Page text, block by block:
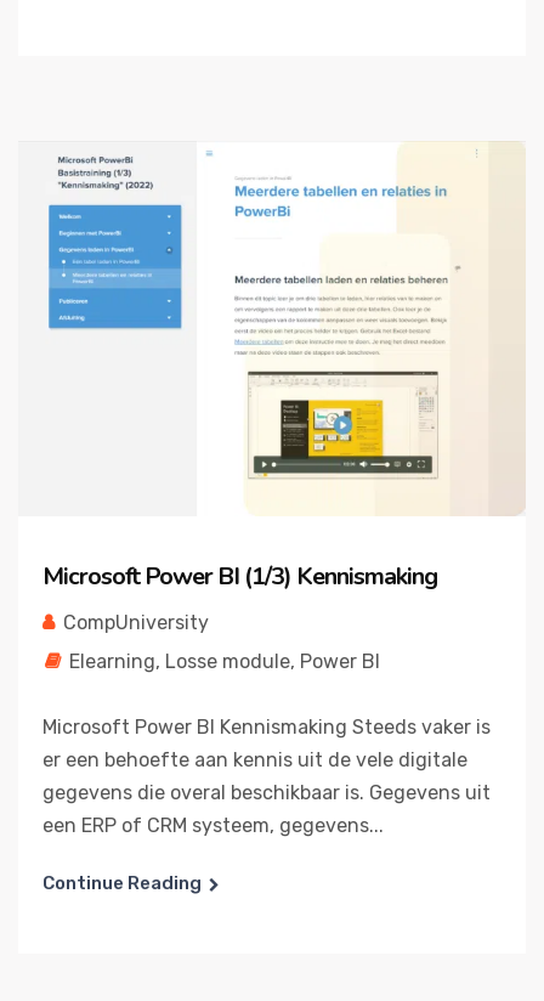
Microsoft Power BI (1/3) Kennismaking
CompUniversity
Elearning, Losse module, Power BI
Microsoft Power BI Kennismaking Steeds vaker is
er een behoefte aan kennis uit de vele digitale
gegevens die overal beschikbaar is. Gegevens uit
een ERP of CRM systeem, gegevens...
Continue Reading